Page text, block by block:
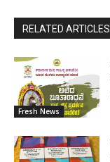
RELATED ARTICLES
Fresh News